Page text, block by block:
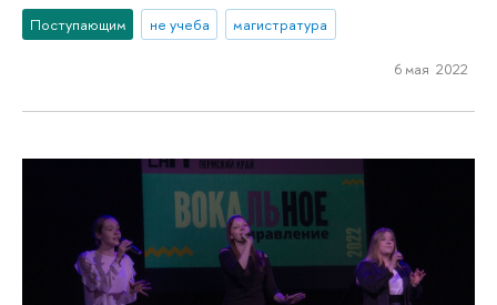
Поступающим не учеба магистратура
6 мая 2022